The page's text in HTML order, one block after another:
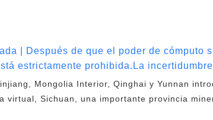
| Después de que el poder de cómputo
estrictamente prohibida.La
Mongolia Interior, Qinghai y Yunnan
virtual, Sichuan, una importante provincia